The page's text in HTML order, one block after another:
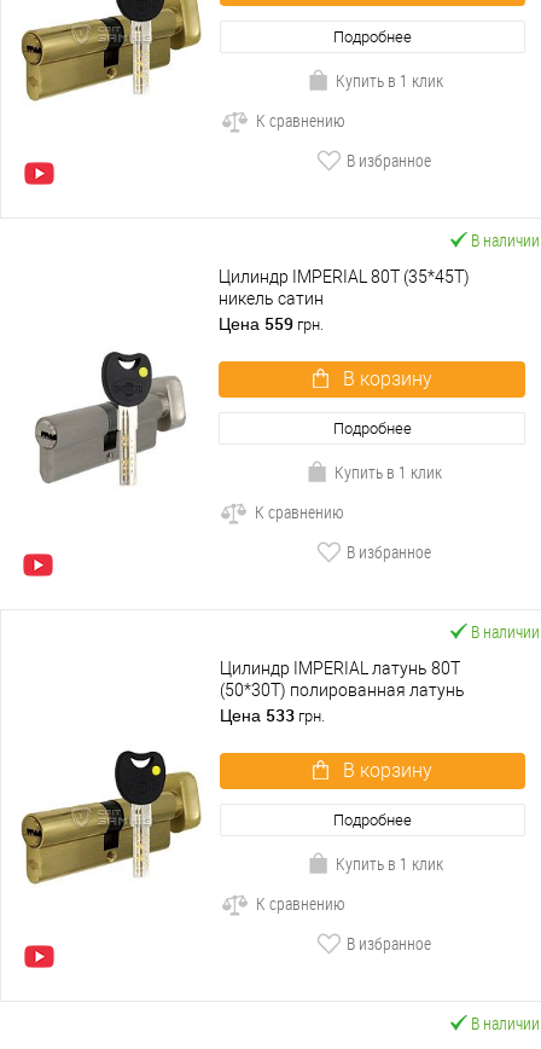
Подробнее
Купить в 1 клик
К сравнению
В избранное
В наличии
Цилиндр IMPERIAL 80T (35*45T)
никель сатин
Цена 559 грн.
В корзину
Подробнее
Купить в 1 клик
К сравнению
В избранное
В наличии
Цилиндр IMPERIAL латунь 80T
(50*30T) полированная латунь
Цена 533 грн.
В корзину
Подробнее
Купить в 1 клик
К сравнению
В избранное
В наличии